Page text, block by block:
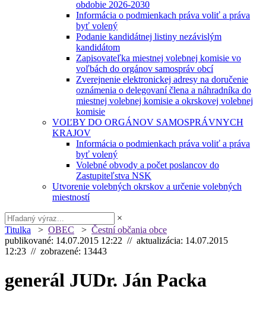
obdobie 2026-2030
Informácia o podmienkach práva voliť a práva
byť volený
Podanie kandidátnej listiny nezávislým
kandidátom
Zapisovateľka miestnej volebnej komisie vo
voľbách do orgánov samospráv obcí
Zverejnenie elektronickej adresy na doručenie
oznámenia o delegovaní člena a náhradníka do
miestnej volebnej komisie a okrskovej volebnej
komisie
VOĽBY DO ORGÁNOV SAMOSPRÁVNYCH
KRAJOV
Informácia o podmienkach práva voliť a práva
byť volený
Volebné obvody a počet poslancov do
Zastupiteľstva NSK
Utvorenie volebných okrskov a určenie volebných
miestností
×
Titulka > OBEC > Čestní občania obce
publikované: 14.07.2015 12:22 // aktualizácia: 14.07.2015
12:23 // zobrazené: 13443
generál JUDr. Ján Packa